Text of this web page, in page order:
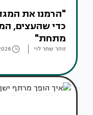
"הרמנו את
כדי שהעצים,
מתחת"
זוהר שחר לוי
עיצוב חדרי ילדים